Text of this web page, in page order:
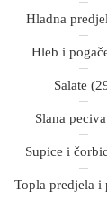
Hladna
Hleb i
Salate
Slana peciva
Supice i
Topla predjela i